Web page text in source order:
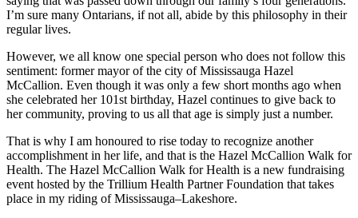
I’m sure many Ontarians, if not all, abide by this philosophy in their
regular lives.
However, we all know one special person who does not follow this
sentiment: former mayor of the city of Mississauga Hazel
McCallion. Even though it was only a few short months ago when
she celebrated her 101st birthday, Hazel continues to give back to
her community, proving to us all that age is simply just a number.
That is why I am honoured to rise today to recognize another
accomplishment in her life, and that is the Hazel McCallion Walk for
Health. The Hazel McCallion Walk for Health is a new fundraising
event hosted by the Trillium Health Partner Foundation that takes
place in my riding of Mississauga–Lakeshore.